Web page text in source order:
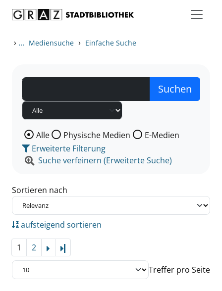
› ... Mediensuche › Einfache Suche
Wählen Sie die Medienart nach der Sie suchen wollen.
Alle Physische Medien
E-Medien
Erweiterte Filterung
Suche verfeinern (Erweiterte Suche)
Sortieren nach
aufsteigend sortieren
1 2
Treffer pro Seite